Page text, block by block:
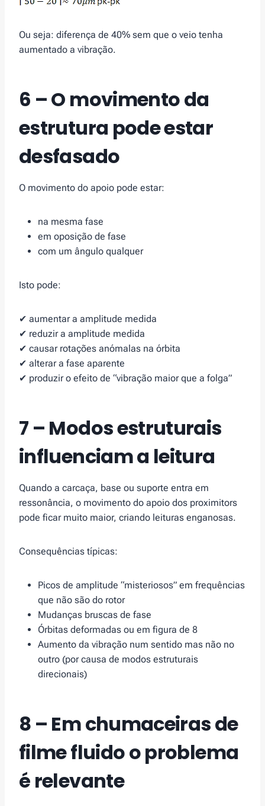
Ou seja: diferença de 40% sem que o veio tenha
aumentado a vibração.
6 – O movimento da
estrutura pode estar
desfasado
O movimento do apoio pode estar:
na mesma fase
em oposição de fase
com um ângulo qualquer
Isto pode:
✔ aumentar a amplitude medida
✔ reduzir a amplitude medida
✔ causar rotações anómalas na órbita
✔ alterar a fase aparente
✔ produzir o efeito de “vibração maior que a folga”
7 – Modos estruturais
influenciam a leitura
Quando a carcaça, base ou suporte entra em
ressonância, o movimento do apoio dos proximitors
pode ficar muito maior, criando leituras enganosas.
Consequências típicas:
Picos de amplitude “misteriosos” em frequências
que não são do rotor
Mudanças bruscas de fase
Órbitas deformadas ou em figura de 8
Aumento da vibração num sentido mas não no
outro (por causa de modos estruturais
direcionais)
8 – Em chumaceiras de
filme fluido o problema
é relevante